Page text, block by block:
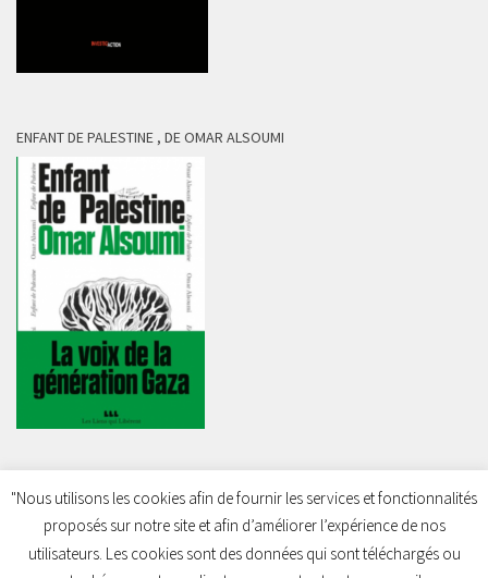
ENFANT DE PALESTINE , DE OMAR ALSOUMI
Charleroi Pour la Palestine © 2026. Tous droits réservés.
"Nous utilisons les cookies afin de fournir les services et fonctionnalités
proposés sur notre site et afin d’améliorer l’expérience de nos
utilisateurs. Les cookies sont des données qui sont téléchargés ou